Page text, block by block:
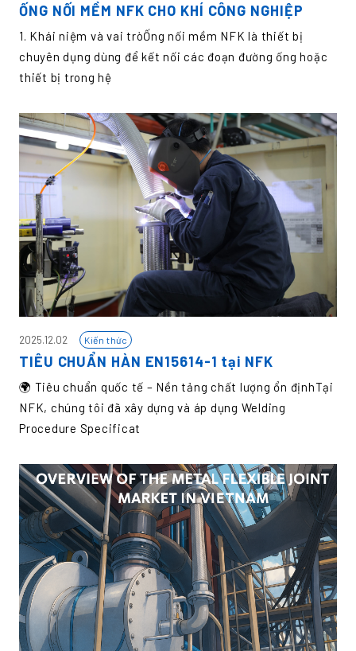
ỐNG NỐI MỀM NFK CHO KHÍ CÔNG NGHIỆP
1. Khái niệm và vai tròỐng nối mềm NFK là thiết bị
chuyên dụng dùng để kết nối các đoạn đường ống hoặc
thiết bị trong hệ
2025.12.02 Kiến thức
TIÊU CHUẨN HÀN EN15614-1 tại NFK
🌍 Tiêu chuẩn quốc tế – Nền tảng chất lượng ổn địnhTại
NFK, chúng tôi đã xây dựng và áp dụng Welding
Procedure Specificat